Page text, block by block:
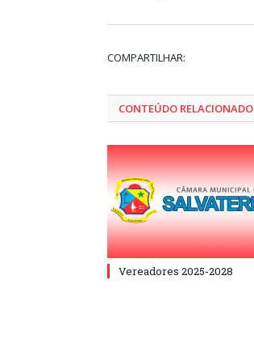
COMPARTILHAR:
CONTEÚDO RELACIONADO
Vereadores 2025-2028